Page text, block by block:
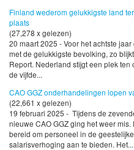
Finland wederom gelukkigste land
plaats
(27,278 x gelezen)
20 maart 2025 - Voor het achtste
met de gelukkigste bevolking, zo
Report. Nederland stijgt een plek
de vijfde...
CAO GGZ onderhandelingen lopen
(22,661 x gelezen)
19 februari 2025 - Tijdens de
nieuwe CAO GGZ ging het weer
bereid om personeel in de
salarisverhoging aan te bieden. Het...